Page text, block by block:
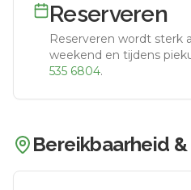
Reserveren
Reserveren wordt sterk
weekend en tijdens
535 6804.
Bereikbaarheid